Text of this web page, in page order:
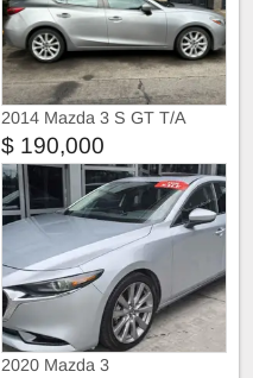
2014 Mazda 3 S GT T/A
$ 190,000
2020 Mazda 3